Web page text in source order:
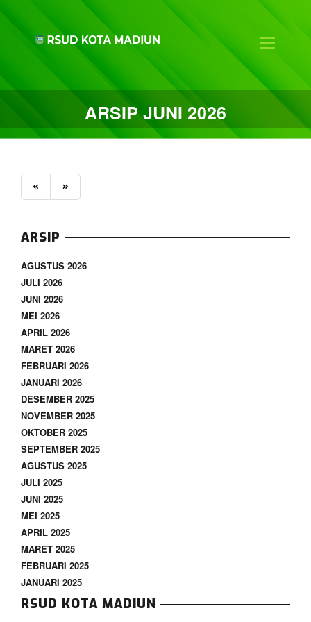
Toggle
ARSIP JUNI 2026
« »
ARSIP
AGUSTUS 2026
JULI 2026
JUNI 2026
MEI 2026
APRIL 2026
MARET 2026
FEBRUARI 2026
JANUARI 2026
DESEMBER 2025
NOVEMBER 2025
OKTOBER 2025
SEPTEMBER 2025
AGUSTUS 2025
JULI 2025
JUNI 2025
MEI 2025
APRIL 2025
MARET 2025
FEBRUARI 2025
JANUARI 2025
RSUD KOTA MADIUN